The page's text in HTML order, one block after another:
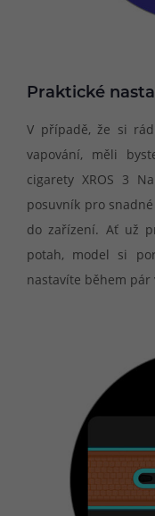
Praktické
V případě, že si
vapování, měli
cigarety XROS 3
posuvník pro
do zařízení. Ať už
potah, model si
nastavíte během pár